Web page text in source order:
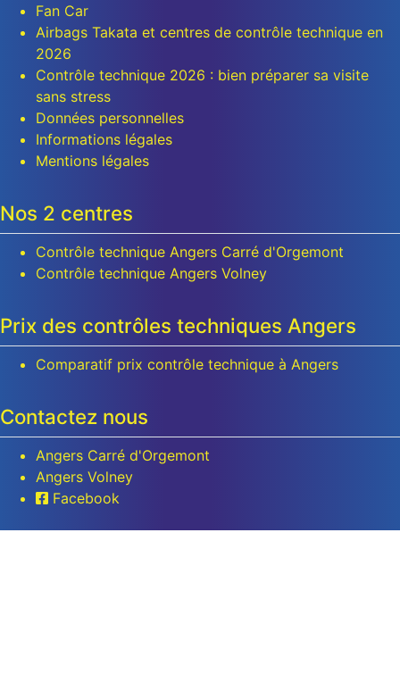
Fan Car
Airbags Takata et centres de contrôle technique en
2026
Contrôle technique 2026 : bien préparer sa visite
sans stress
Données personnelles
Informations légales
Mentions légales
Nos 2 centres
Contrôle technique Angers Carré d'Orgemont
Contrôle technique Angers Volney
Prix des contrôles techniques Angers
Comparatif prix contrôle technique à Angers
Contactez nous
Angers Carré d'Orgemont
Angers Volney
Facebook